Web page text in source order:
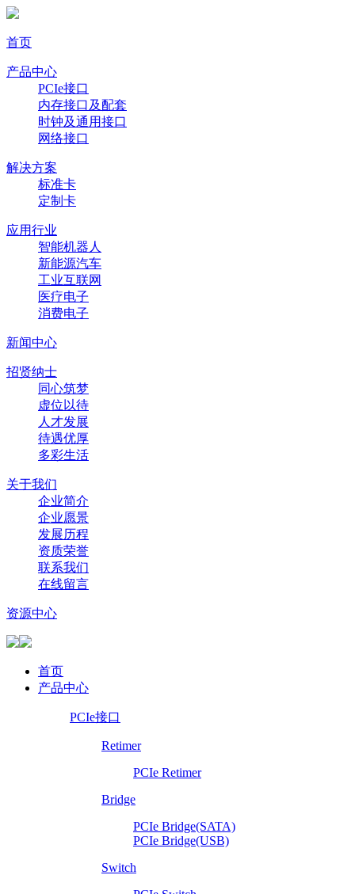
首页
产品中心
PCIe接口
内存接口及配套
时钟及通用接口
网络接口
解决方案
标准卡
定制卡
应用行业
智能机器人
新能源汽车
工业互联网
医疗电子
消费电子
新闻中心
招贤纳士
同心筑梦
虚位以待
人才发展
待遇优厚
多彩生活
关于我们
企业简介
企业愿景
发展历程
资质荣誉
联系我们
在线留言
资源中心
首页
产品中心
PCIe接口
Retimer
PCIe Retimer
Bridge
PCIe Bridge(SATA)
PCIe Bridge(USB)
Switch